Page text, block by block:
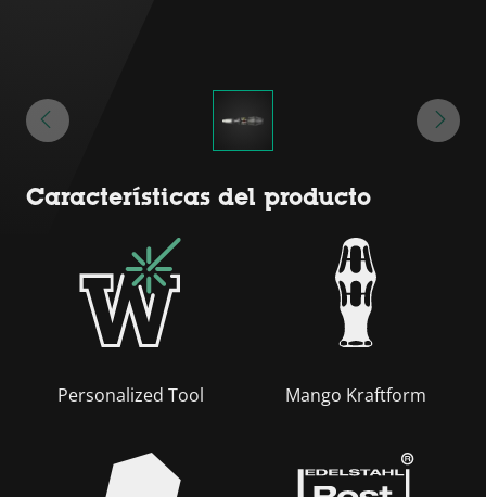
Características del producto
Personalized Tool Mango Kraftform